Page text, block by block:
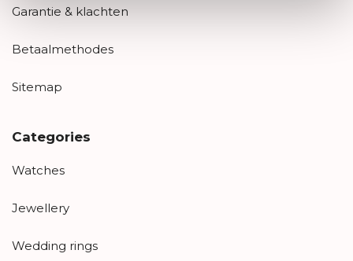
Garantie & klachten
Betaalmethodes
Sitemap
Categories
Watches
Jewellery
Wedding rings